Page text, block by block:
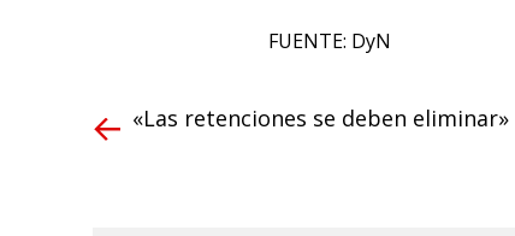
FUENTE: DyN
«Las retenciones se deben eliminar»